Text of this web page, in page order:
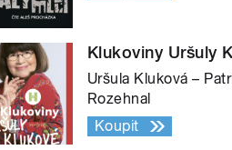
Klukoviny Uršuly
Uršula Kluková –
Rozehnal
Koupit